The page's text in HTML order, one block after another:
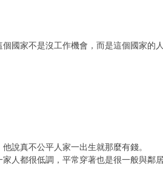
國家不是沒工作機會，而是這個國家的
說真不公平人家一出生就那麼有錢。
人都很低調，平常穿著也是很一般與鄰